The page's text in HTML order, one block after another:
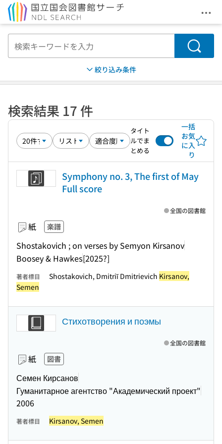
メ
検索
絞り込み条件
検索結果 17 件
タイト
ルでま
とめる
一括
お気
に入
り
Symphony no. 3, The first of May
Full score
紙 楽譜
Shostakovich ; on verses by Semyon Kirsanov
Boosey & Hawkes[2025?]
全国の図書館
著者標目 Shostakovich, Dmitriĭ Dmitrievich Kirsanov,
Semen
Стихотворения и поэмы
紙 図書
Семен Кирсанов
Гуманитарное агентство "Академический проект"
2006
全国の図書館
著者標目 Kirsanov, Semen